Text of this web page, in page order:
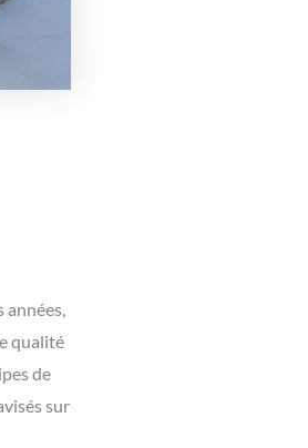
années,
qualité
de
sur